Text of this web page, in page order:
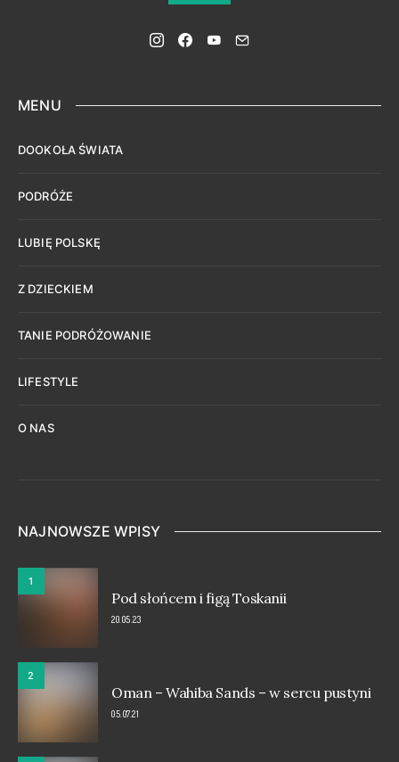
MENU
DOOKOŁA ŚWIATA
PODRÓŻE
LUBIĘ POLSKĘ
Z DZIECKIEM
TANIE PODRÓŻOWANIE
LIFESTYLE
O NAS
NAJNOWSZE WPISY
1
Pod słońcem i figą Toskanii
20.05.23
2
Oman – Wahiba Sands – w sercu pustyni
05.07.21